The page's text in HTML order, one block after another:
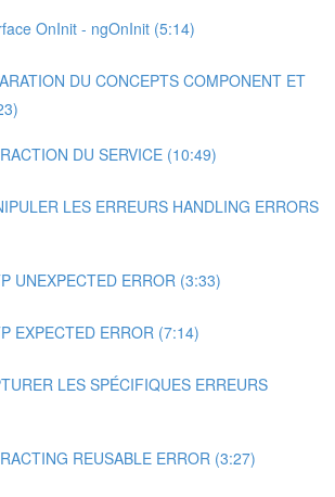
OnInit - ngOnInit (5:14)
DU CONCEPTS COMPONENT ET
DU SERVICE (10:49)
LES ERREURS HANDLING ERRORS
UNEXPECTED ERROR (3:33)
EXPECTED ERROR (7:14)
LES SPÉCIFIQUES ERREURS
REUSABLE ERROR (3:27)